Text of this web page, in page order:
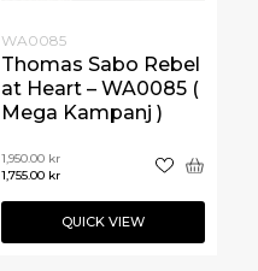
WA0085
Thomas Sabo Rebel
at Heart – WA0085 (
Mega Kampanj )
1,950.00 kr
1,755.00 kr
QUICK VIEW